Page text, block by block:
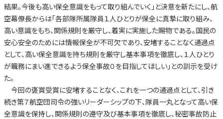
結果。今後も高い保全意識をもって取り組んでいく」と決意を新たにし、航
空幕僚長からは「各部隊所属隊員１人ひとりが保全に真摯に取り組み、
高い意識をもち、関係規則を厳守し、着実に実施した賜物である。国民の
安心安全のためには情報保全が不可欠であり、安堵することなく通過点
として、高い保全意識を持ち規則を厳守し基本事項を徹底し、１人ひとり
が職務にまい進できるよう保全事故０を目指してほしい」との訓示を受け
た。
今回の褒賞受賞に安堵することなく、これを一つの通過点として、引き
続き第７航空団司令の強いリーダーシップの下、隊員一丸となって高い保
全意識を保持し、関係規則の遵守及び基本事項を徹底し、秘密事故防止